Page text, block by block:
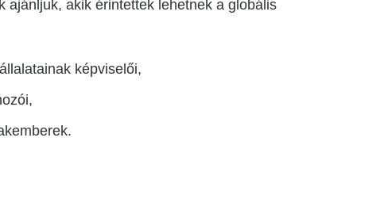
ajánljuk, akik érintettek lehetnek a globális
képviselői,